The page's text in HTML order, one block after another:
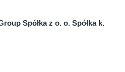
Spółka z o. o. Spółka k.